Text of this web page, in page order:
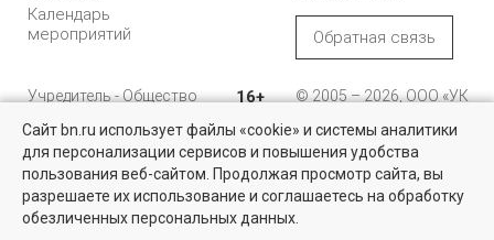
Недвижимость за городом
Выбирайте среди тысяч проверенных объявлений в Ленобласти
Календарь
мероприятий
Обратная связь
Учредитель - Общество
ответственностью
"Управляющая
компания "Бюллетень
недвижимости"
16+
© 2005 – 2026, ООО «УК
196105, Санкт-
Петербург, пр. Юрия
Гагарина, 1
8 (812) 331-93-56
Сайт bn.ru использует файлы «cookie» и системы аналитики
для персонализации сервисов и повышения удобства
пользования веб-сайтом. Продолжая просмотр сайта, вы
разрешаете их использование и соглашаетесь на обработку
обезличенных персональных данных.